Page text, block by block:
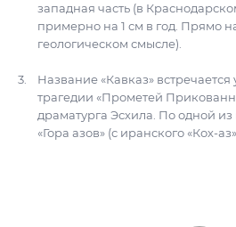
западная часть (в
примерно на 1 см в год. Прямо
геологическом смысле).
Название «Кавказ»
трагедии «Прометей
драматурга Эсхила. По одной
«Гора азов» (с иранского «Кох-